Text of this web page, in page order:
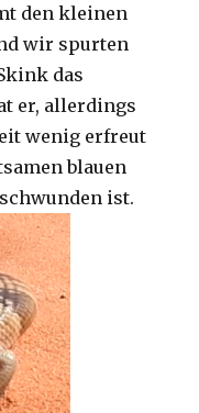
den kleinen
wir spurten
das
er, allerdings
wenig erfreut
blauen
ist.